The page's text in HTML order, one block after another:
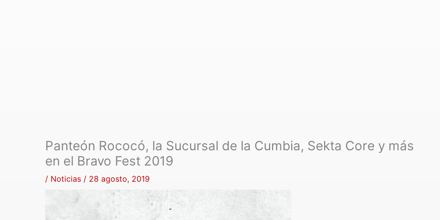
Panteón Rococó, la Sucursal de la Cumbia, Sekta Core y más
en el Bravo Fest 2019
/ Noticias / 28 agosto, 2019